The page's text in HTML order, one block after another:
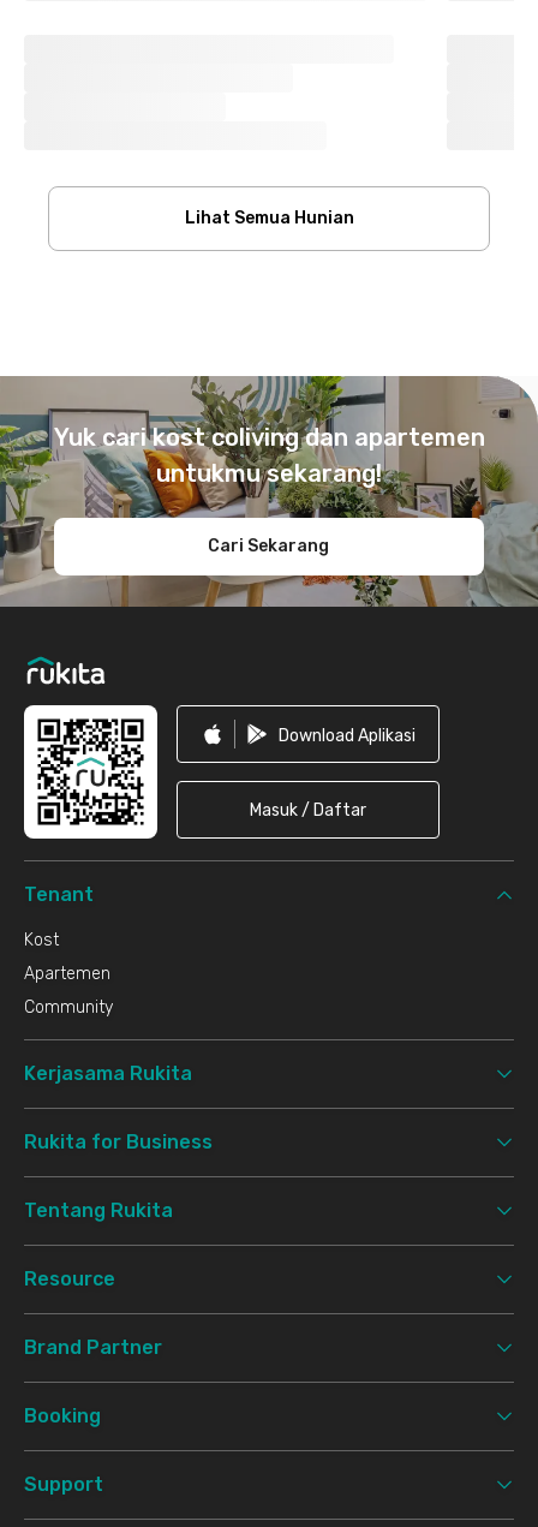
Lihat Semua Hunian
Yuk cari kost coliving dan apartemen
untukmu sekarang!
Cari Sekarang
Download Aplikasi
Masuk / Daftar
Tenant
Kost
Apartemen
Community
Kerjasama Rukita
Rukita for Business
Tentang Rukita
Resource
Brand Partner
Booking
Support